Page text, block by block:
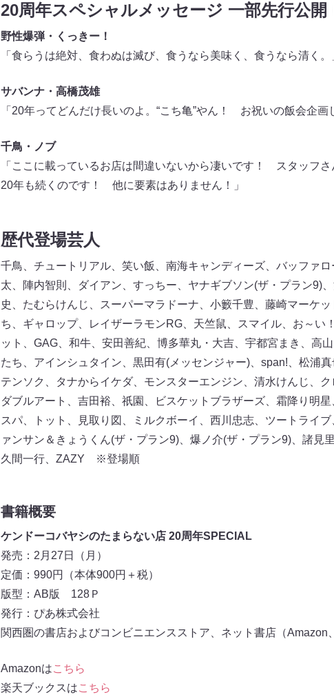
20周年スペシャルメッセージ 一部先行公開
野性爆弾・くっきー！
「食らうは絶対、食わぬは滅び、食うなら美味く、食うなら清く。
サバンナ・高橋茂雄
「20年ってどんだけ長いのよ。“こち亀”やん！ お祝いの飯会企画
千鳥・ノブ
「ここに載っているお店は間違いないから凄いです！ スタッフ
20年も続くのです！ 他に要素はありません！」
歴代登場芸人
千鳥、チュートリアル、笑い飯、南海キャンディーズ、バッファ
太、陣内智則、ダイアン、すっちー、ヤナギブソン(ザ・プラン9)
史、たむらけんじ、スーパーマラドーナ、小籔千豊、藤崎マーケ
ち、ギャロップ、レイザーラモンRG、天竺鼠、スマイル、お～い
ット、GAG、和牛、安田善紀、博多華丸・大吉、宇都宮まき、高
たち、アインシュタイン、黒田有(メッセンジャー)、span!、松浦
テンソク、タナからイケダ、モンスターエンジン、清水けんじ、
ダブルアート、吉田裕、祇園、ビスケットブラザーズ、霜降り明
スパ、トット、見取り図、ミルクボーイ、西川忠志、ツートライ
ァンサン＆きょうくん(ザ・プラン9)、爆ノ介(ザ・プラン9)、諸見
久間一行、ZAZY ※登場順
書籍概要
ケンドーコバヤシのたまらない店 20周年SPECIAL
発売：2月27日（月）
定価：990円（本体900円＋税）
版型：AB版 128Ｐ
発行：ぴあ株式会社
関西圏の書店およびコンビニエンスストア、ネット書店（Amazon
Amazonはこちら
楽天ブックスはこちら